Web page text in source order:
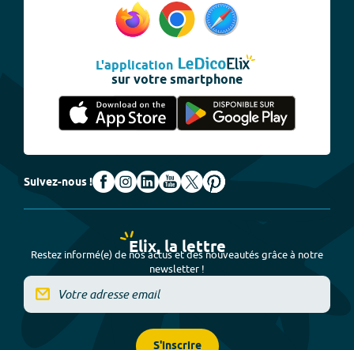
L'application
sur votre smartphone
Suivez-nous !
Elix, la lettre
Restez informé(e) de nos actus et des nouveautés grâce à notre
newsletter !
S'inscrire